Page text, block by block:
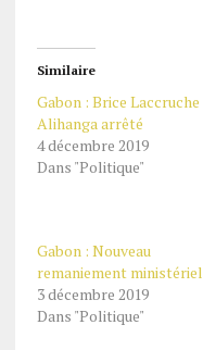
Similaire
Gabon : Brice Laccruche
Alihanga arrêté
4 décembre 2019
Dans "Politique"
Gabon : Nouveau
remaniement ministériel
3 décembre 2019
Dans "Politique"